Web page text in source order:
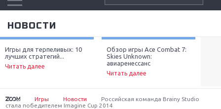
НОВОСТИ
Игры для терпеливых: 10
лучших стратегий...
Читать далее
Обзор игры Ace Combat 7:
Skies Unknown:
авиаренессанс
Читать далее
Игры Новости
Российская команда Brainy Studio
стала победителем Imagine Cup 2014